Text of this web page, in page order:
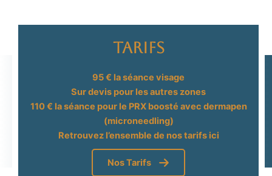
Tarifs
95 € la séance visage
Sur devis pour les autres zones
110 € la séance pour le PRX boosté avec dermapen
(microneedling)
Retrouvez l’ensemble de nos tarifs ici
Nos Tarifs